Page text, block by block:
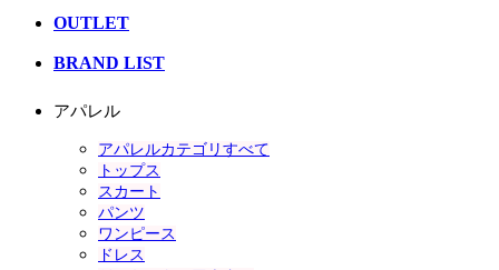
OUTLET
BRAND LIST
アパレル
アパレルカテゴリすべて
トップス
スカート
パンツ
ワンピース
ドレス